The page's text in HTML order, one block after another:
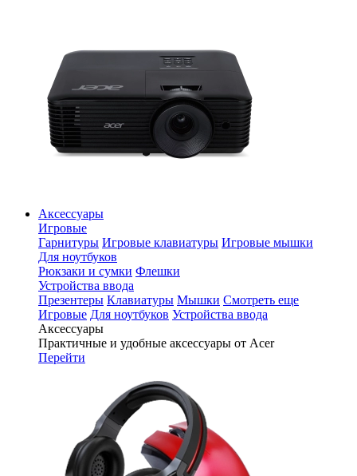
Аксессуары
Игровые
Гарнитуры Игровые клавиатуры Игровые мышки
Для ноутбуков
Рюкзаки и сумки Флешки
Устройства ввода
Презентеры Клавиатуры Мышки Смотреть еще
Игровые Для ноутбуков Устройства ввода
Аксессуары
Практичные и удобные аксессуары от Acer
Перейти